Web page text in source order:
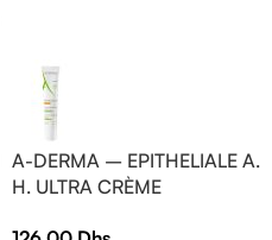
A-DERMA – EPITHELIALE A.
H. ULTRA CRÈME